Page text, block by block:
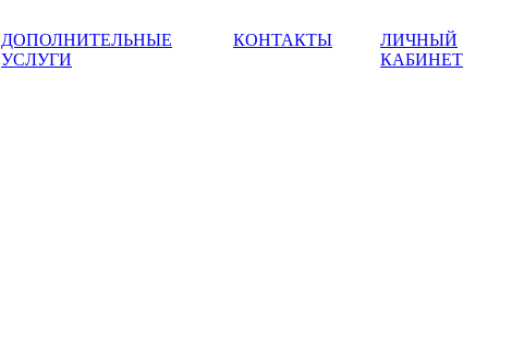
ДОПОЛНИТЕЛЬНЫЕ
УСЛУГИ
КОНТАКТЫ
ЛИЧНЫЙ
КАБИНЕТ